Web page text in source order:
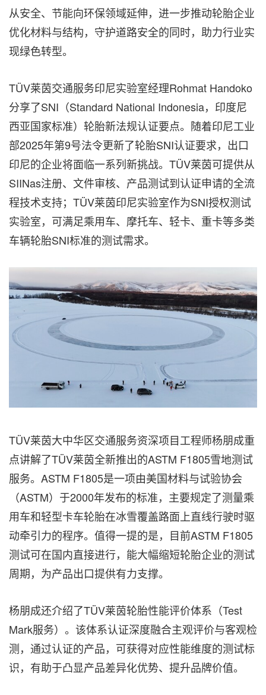
从安全、节能向环保领域延伸，进一步推动轮胎企业
优化材料与结构，守护道路安全的同时，助力行业实
现绿色转型。
TÜV莱茵交通服务印尼实验室经理Rohmat Handoko
分享了SNI（Standard National Indonesia，印度尼
西亚国家标准）轮胎新法规认证要点。随着印尼工业
部2025年第9号法令更新了轮胎SNI认证要求，出口
印尼的企业将面临一系列新挑战。TÜV莱茵可提供从
SIINas注册、文件审核、产品测试到认证申请的全流
程技术支持；TÜV莱茵印尼实验室作为SNI授权测试
实验室，可满足乘用车、摩托车、轻卡、重卡等多类
车辆轮胎SNI标准的测试需求。
TÜV莱茵大中华区交通服务资深项目工程师杨朋成重
点讲解了TÜV莱茵全新推出的ASTM F1805雪地测试
服务。ASTM F1805是一项由美国材料与试验协会
（ASTM）于2000年发布的标准，主要规定了测量乘
用车和轻型卡车轮胎在冰雪覆盖路面上直线行驶时驱
动牵引力的程序。值得一提的是，目前ASTM F1805
测试可在国内直接进行，能大幅缩短轮胎企业的测试
周期，为产品出口提供有力支撑。
杨朋成还介绍了TÜV莱茵轮胎性能评价体系（Test
Mark服务）。该体系认证深度融合主观评价与客观检
测，通过认证的产品，可获得对应性能维度的测试标
识，有助于凸显产品差异化优势、提升品牌价值。